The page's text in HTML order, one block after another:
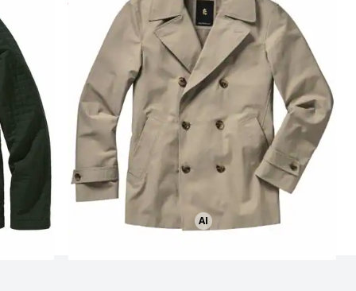
2
AI Bild mit Hilfe von KI erstellt